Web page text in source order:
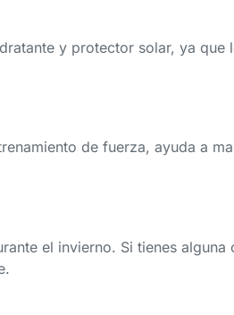
y protector solar, ya que
de fuerza, ayuda a
el invierno. Si tienes alguna